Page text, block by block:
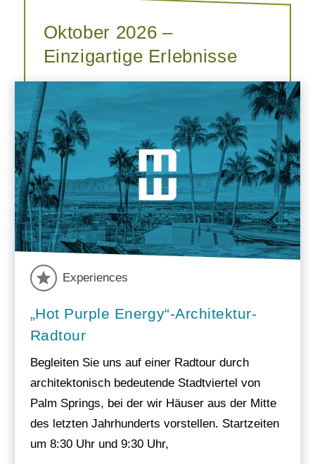
Oktober 2026 –
Einzigartige Erlebnisse
Experiences
„Hot Purple Energy“-Architektur-
Radtour
Begleiten Sie uns auf einer Radtour durch
architektonisch bedeutende Stadtviertel von
Palm Springs, bei der wir Häuser aus der Mitte
des letzten Jahrhunderts vorstellen. Startzeiten
um 8:30 Uhr und 9:30 Uhr,